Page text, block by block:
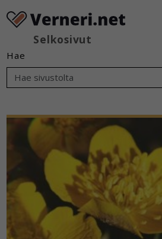
Selkosivut
Hae